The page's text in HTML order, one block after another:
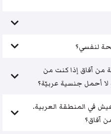
لنفسي؟
آفاق إذا كنت من
أحمل جنسية عربيّة؟
في المنطقة العربية.
آفاق؟